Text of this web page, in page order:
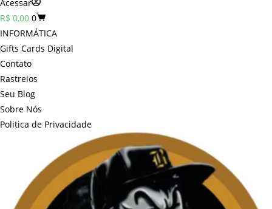
Acessar
Carrinho
R$ 0,00 0
INFORMÁTICA
Gifts Cards Digital
Contato
Rastreios
Seu Blog
Sobre Nós
Politica de Privacidade